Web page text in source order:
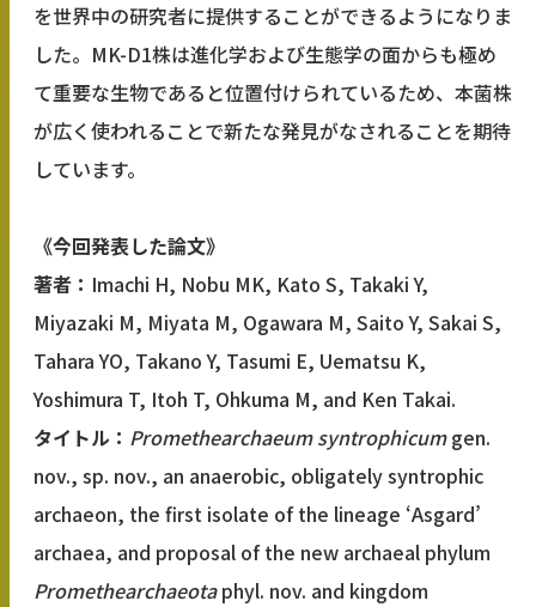
を世界中の研究者に提供することができるようになりま
した。MK-D1株は進化学および生態学の面からも極め
て重要な生物であると位置付けられているため、本菌株
が広く使われることで新たな発見がなされることを期待
しています。
《今回発表した論文》
著者： Imachi H, Nobu MK, Kato S, Takaki Y,
Miyazaki M, Miyata M, Ogawara M, Saito Y, Sakai S,
Tahara YO, Takano Y, Tasumi E, Uematsu K,
Yoshimura T, Itoh T, Ohkuma M, and Ken Takai.
タイトル： Promethearchaeum syntrophicumgen.
nov., sp. nov., an anaerobic, obligately syntrophic
archaeon, the first isolate of the lineage ‘Asgard’
archaea, and proposal of the new archaeal phylum
Promethearchaeotaphyl. nov. and kingdom